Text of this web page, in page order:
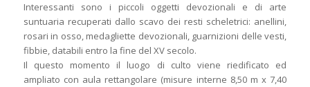
Interessanti sono i piccoli oggetti devozionali e di arte
suntuaria recuperati dallo scavo dei resti scheletrici: anellini,
rosari in osso, medagliette devozionali, guarnizioni delle vesti,
fibbie, databili entro la fine del XV secolo.
Il questo momento il luogo di culto viene riedificato ed
ampliato con aula rettangolare (misure interne 8,50 m x 7,40